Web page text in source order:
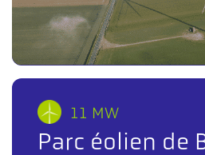
11 MW
Parc éolien de